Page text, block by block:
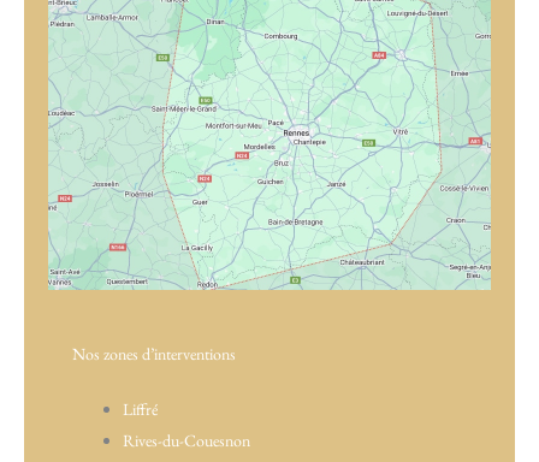
Nos zones d’interventions
Liffré
Rives-du-Couesnon